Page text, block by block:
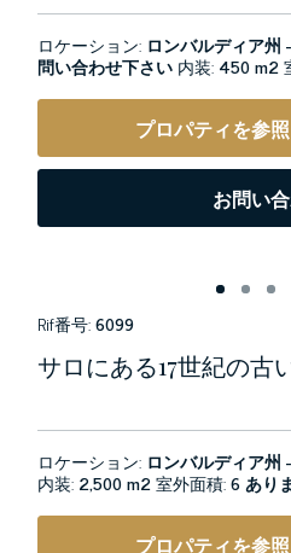
ロケーション: ロンバルディア州
問い合わせ下さい 内装: 450 m2
プロパティを参
お問い
Rif番号:6099
サロにある17世紀の古
ロケーション: ロンバルディア州
内装: 2,500 m2室外面積:6 あり
プロパティを参